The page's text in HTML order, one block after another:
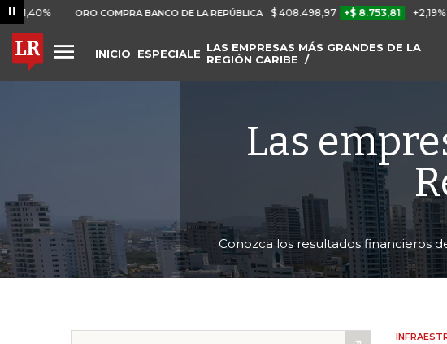
ORO COMPRA BANCO DE LA REPÚBLICA $ 408.498,97 +$ 8.753,81 +2,19%
INICIO ESPECIALESLAS EMPRESAS MÁS GRANDES DE LA
REGIÓN CARIBE
Las
Conozca los resultados financieros